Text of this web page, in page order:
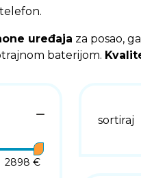
uređaja za posao,
baterijom.
2898 €
sortiraj